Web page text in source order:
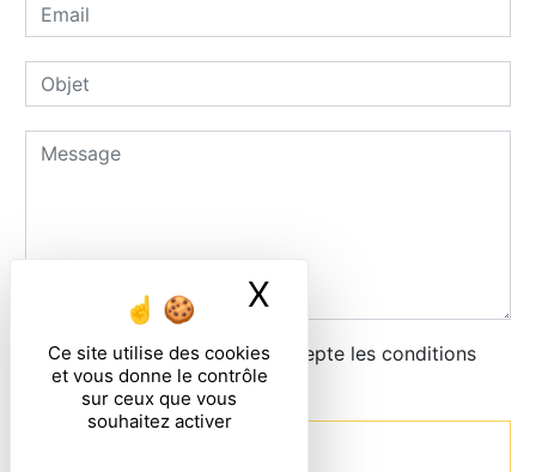
Ce site utilise des cookies
et vous donne le contrôle
sur ceux que vous
souhaitez activer
X
En cochant cette case, j'accepte les conditions
particulières ci-dessous **